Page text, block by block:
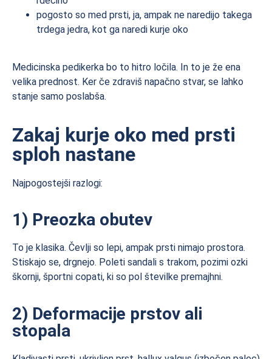
pogosto so med prsti, ja, ampak ne naredijo takega
trdega jedra, kot ga naredi kurje oko
Medicinska pedikerka bo to hitro ločila. In to je že ena
velika prednost. Ker če zdraviš napačno stvar, se lahko
stanje samo poslabša.
Zakaj kurje oko med prsti
sploh nastane
Najpogostejši razlogi:
1) Preozka obutev
To je klasika. Čevlji so lepi, ampak prsti nimajo prostora.
Stiskajo se, drgnejo. Poleti sandali s trakom, pozimi ozki
škornji, športni copati, ki so pol številke premajhni.
2) Deformacije prstov ali
stopala